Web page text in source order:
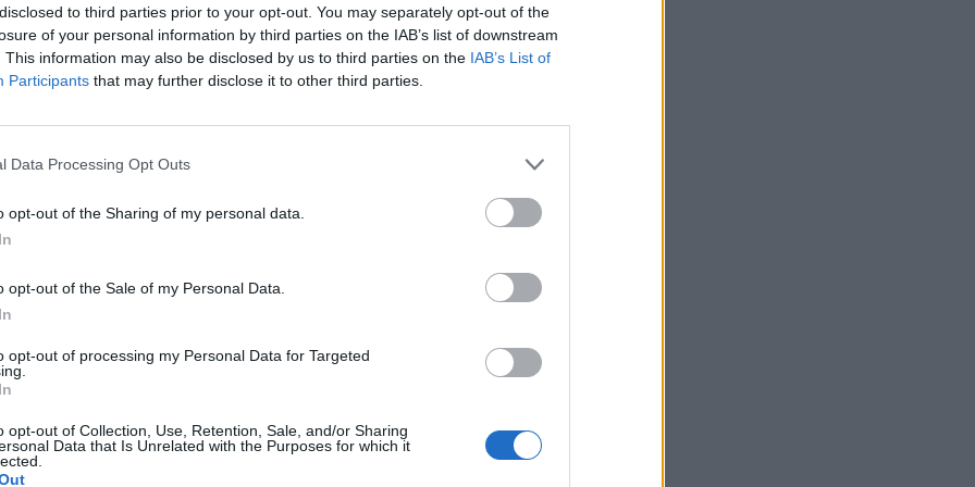
to third parties prior to your opt-out. You may separately opt-out of the
of your personal information by third parties on the IAB’s list of downstream
This information may also be disclosed by us to third parties on the IAB’s List of
Participants that may further disclose it to other third parties.
Data Processing Opt Outs
opt-out of the Sharing of my personal data.
opt-out of the Sale of my Personal Data.
opt-out of processing my Personal Data for Targeted
opt-out of Collection, Use, Retention, Sale, and/or Sharing
Data that Is Unrelated with the Purposes for which it
ΕΔΕΛ καταγράφει μη επαρκή αξιολόγηση των έργων από
μη τεκμηρίωση του εύλογου κόστους των συμβάσεων,
ισότιμο ανταγωνισμό, καθώς και μη επιλέξιμες
διορθώσεις και ανακτήσεις.
τα εξαιρετικά σοβαρά αυτά ευρήματα, τη δημοσιότητα
κοινοβουλευτικές παρεμβάσεις, η κυβέρνηση
ποιος θα πληρώσει τελικά τη ζημία των σχεδόν 40
εάν το κόστος θα μετακυληστεί στους ΦΟΔΣΑ, στους
απαντά ποιες πολιτικές, διοικητικές και υπηρεσιακές
που οδήγησαν σε αυτή τη δημοσιονομική
ζητάει απαντήσεις στα ερωτήματα:
να επιστρέψει το ποσό των 39.682.480 ευρώ,
δαπάνες; Θα επιβαρυνθούν οι προϋπολογισμοί των
οι πολίτες;
φορέων, υπηρεσιακοί παράγοντες και πολιτικές